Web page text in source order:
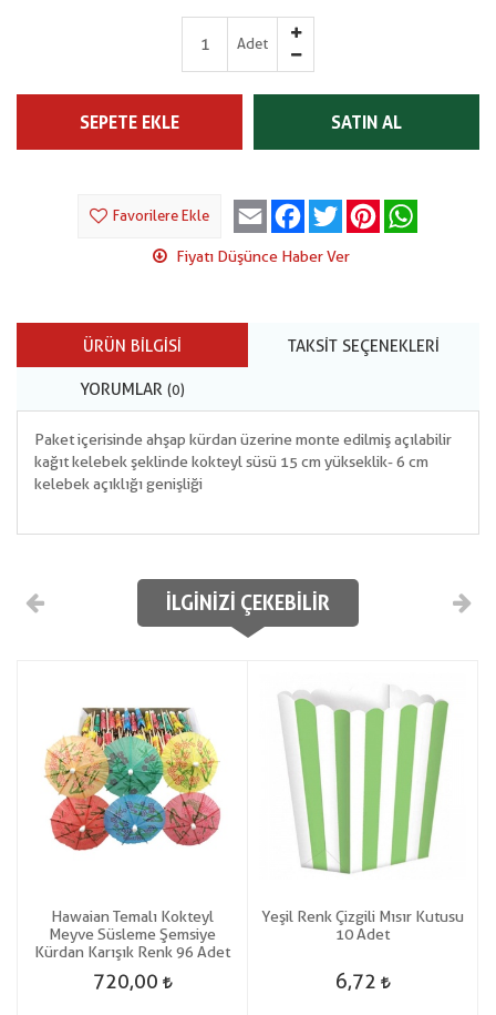
Adet
SEPETE EKLE SATIN AL
Favorilere Ekle Email Facebook
Twitter Pinterest
Fiyatı Düşünce Haber Ver
ÜRÜN BILGISI TAKSIT SEÇENEKLERI
YORUMLAR (0)
Paket içerisinde ahşap kürdan üzerine monte edilmiş açılabilir
kağıt kelebek şeklinde kokteyl süsü 15 cm yükseklik- 6 cm
kelebek açıklığı genişliği
İLGINIZI ÇEKEBILIR
Hawaian Temalı Kokteyl
Meyve Süsleme Şemsiye
Kürdan Karışık Renk 96 Adet
720,00
Yeşil Renk Çizgili Mısır Kutusu
10 Adet
6,72